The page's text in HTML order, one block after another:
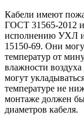
Кабели имеют
ГОСТ 31565-2012 и
исполнению УХЛ и
15150-69. Они
температур от
влажности
могут
температуре не
монтаже должен
диаметров кабеля.